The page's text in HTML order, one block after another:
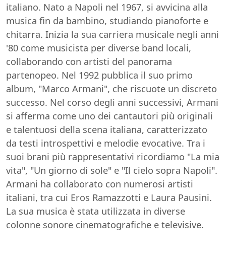
italiano. Nato a Napoli nel 1967, si avvicina alla
musica fin da bambino, studiando pianoforte e
chitarra. Inizia la sua carriera musicale negli anni
'80 come musicista per diverse band locali,
collaborando con artisti del panorama
partenopeo. Nel 1992 pubblica il suo primo
album, "Marco Armani", che riscuote un discreto
successo. Nel corso degli anni successivi, Armani
si afferma come uno dei cantautori più originali
e talentuosi della scena italiana, caratterizzato
da testi introspettivi e melodie evocative. Tra i
suoi brani più rappresentativi ricordiamo "La mia
vita", "Un giorno di sole" e "Il cielo sopra Napoli".
Armani ha collaborato con numerosi artisti
italiani, tra cui Eros Ramazzotti e Laura Pausini.
La sua musica è stata utilizzata in diverse
colonne sonore cinematografiche e televisive.